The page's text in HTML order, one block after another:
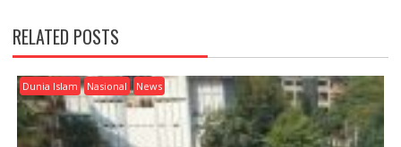
A
V
I
G
A
T
RELATED POSTS
Dunia Islam Nasional News